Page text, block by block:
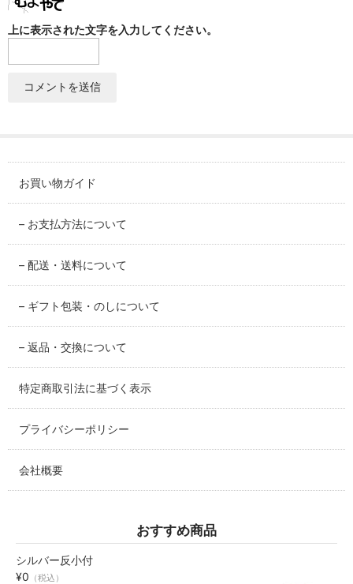
染錦葡萄シリーズ
蔦小花シリーズ
MAGNIFIER
カテゴリ別
BY CATEGORY
皿・プレート
cup
モーニングセット
morning set
レスト・箸置き
アクセサリー
accessory
上に表示された文字を入力してください。
お買い物ガイド
– お支払方法について
– 配送・送料について
– ギフト包装・のしについて
– 返品・交換について
特定商取引法に基づく表示
プライバシーポリシー
会社概要
おすすめ商品
シルバー反小付
¥0 （税込）